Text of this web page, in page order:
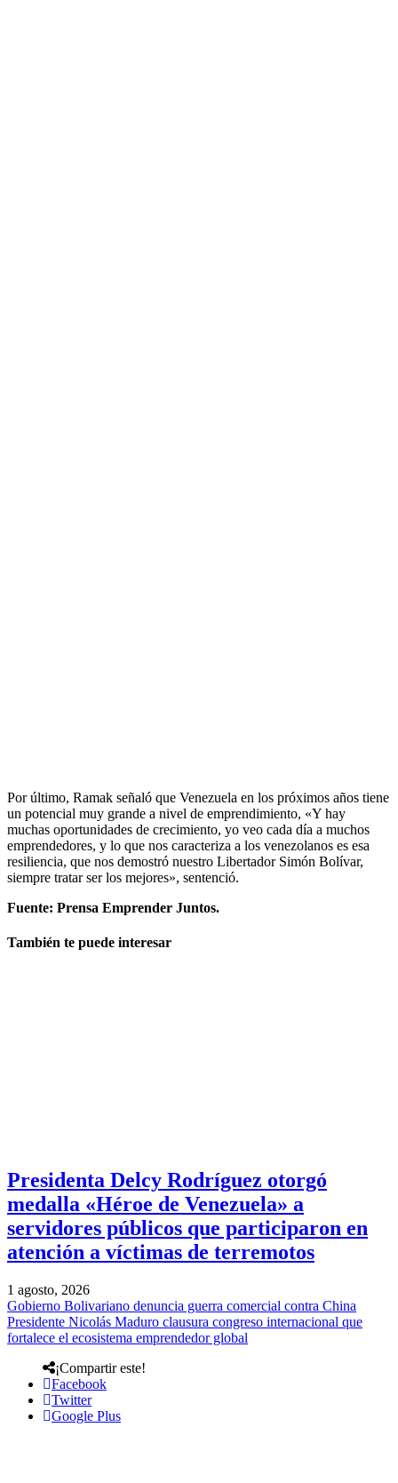
Por último, Ramak señaló que Venezuela en los próximos años tiene
un potencial muy grande a nivel de emprendimiento, «Y hay
muchas oportunidades de crecimiento, yo veo cada día a muchos
emprendedores, y lo que nos caracteriza a los venezolanos es esa
resiliencia, que nos demostró nuestro Libertador Simón Bolívar,
siempre tratar ser los mejores», sentenció.
Fuente: Prensa Emprender Juntos.
También te puede interesar
Presidenta Delcy Rodríguez otorgó
medalla «Héroe de Venezuela» a
servidores públicos que participaron en
atención a víctimas de terremotos
1 agosto, 2026
Gobierno Bolivariano denuncia guerra comercial contra China
Presidente Nicolás Maduro clausura congreso internacional que
fortalece el ecosistema emprendedor global
¡Compartir este!
Facebook
Twitter
Google Plus